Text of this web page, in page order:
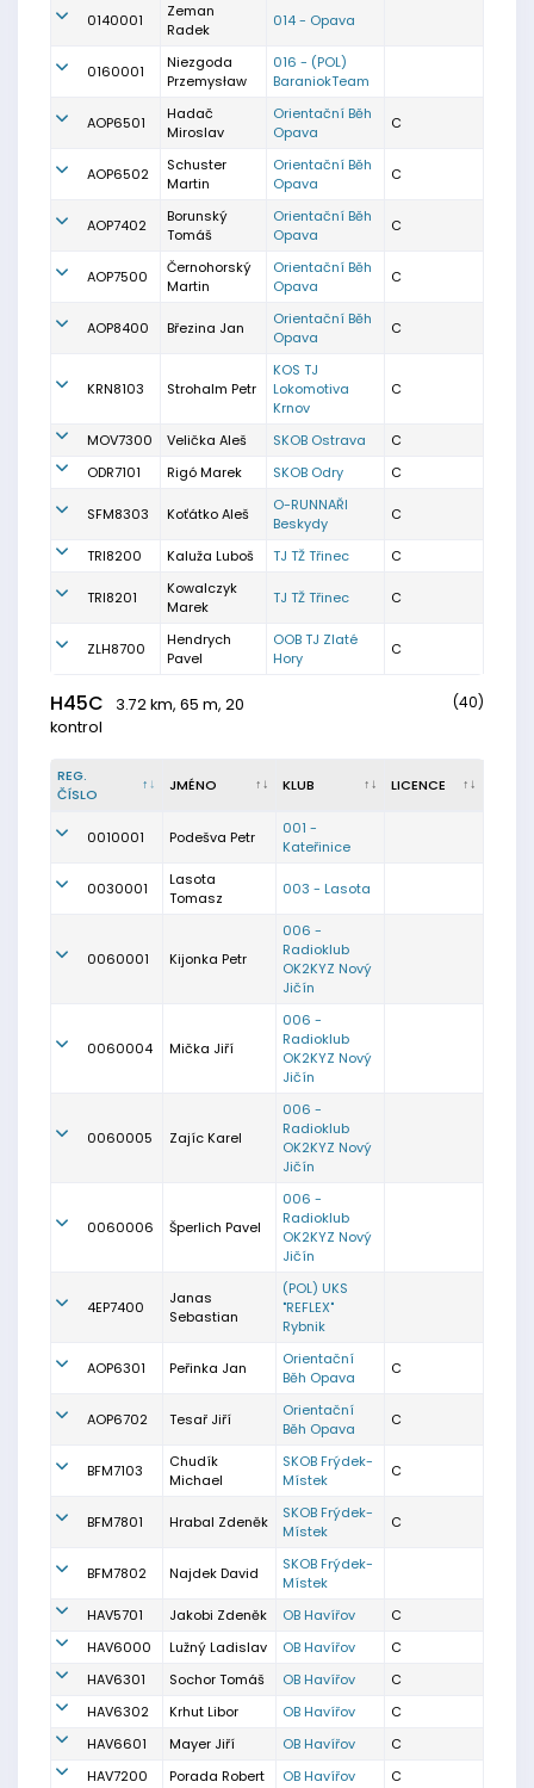
0140001
Zeman
Radek
014 - Opava
0160001
Niezgoda
Przemysław
016 - (POL)
BaraniokTeam
AOP6501
Hadač
Miroslav
Orientační Běh
Opava
C
AOP6502
Schuster
Martin
Orientační Běh
Opava
C
AOP7402
Borunský
Tomáš
Orientační Běh
Opava
C
AOP7500
Černohorský
Martin
Orientační Běh
Opava
C
AOP8400 Březina Jan
Orientační Běh
Opava
C
KRN8103 Strohalm Petr
KOS TJ
Lokomotiva
Krnov
C
MOV7300 Velička Aleš SKOB Ostrava
C
ODR7101
Rigó Marek SKOB Odry C
SFM8303 Koťátko Aleš
O-RUNNAŘI
Beskydy
C
TRI8200 Kaluža Luboš TJ TŽ Třinec C
TRI8201
Kowalczyk
Marek
TJ TŽ Třinec C
ZLH8700
Hendrych
Pavel
OOB TJ Zlaté
Hory
C
H45C
3.72 km, 65 m, 20
kontrol
(40)
REG.
ČÍSLO
JMÉNO KLUB LICENCE
0010001 Podešva Petr
001 -
Kateřinice
0030001
Lasota
Tomasz
003 - Lasota
0060001 Kijonka Petr
006 -
Radioklub
OK2KYZ Nový
Jičín
0060004 Mička Jiří
006 -
Radioklub
OK2KYZ Nový
Jičín
0060005 Zajíc Karel
006 -
Radioklub
OK2KYZ Nový
Jičín
0060006 Šperlich Pavel
006 -
Radioklub
OK2KYZ Nový
Jičín
4EP7400
Janas
Sebastian
(POL) UKS
"REFLEX"
Rybnik
AOP6301 Peřinka Jan
Orientační
Běh Opava
C
AOP6702 Tesař Jiří
Orientační
Běh Opava
C
BFM7103
Chudík
Michael
SKOB Frýdek-
Místek
C
BFM7801 Hrabal Zdeněk
SKOB Frýdek-
Místek
C
BFM7802 Najdek David
SKOB Frýdek-
Místek
HAV5701
Jakobi Zdeněk OB Havířov
C
HAV6000
Lužný Ladislav OB Havířov
C
HAV6301
Sochor Tomáš OB Havířov
C
HAV6302
Krhut Libor OB Havířov
C
HAV6601
Mayer Jiří OB Havířov
C
HAV7200
Porada Robert OB Havířov C